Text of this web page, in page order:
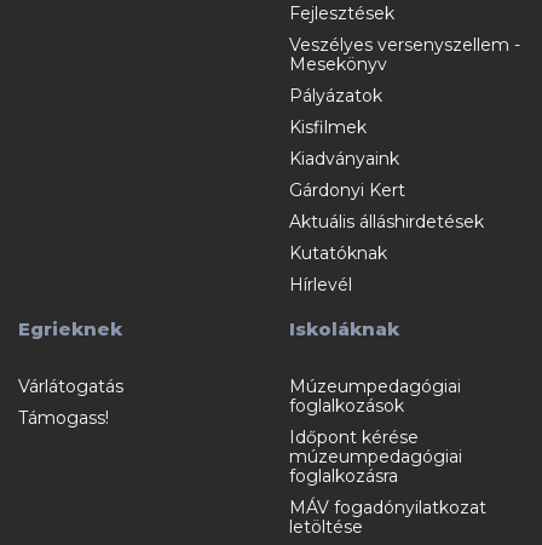
Fejlesztések
Veszélyes versenyszellem -
Mesekönyv
Pályázatok
Kisfilmek
Kiadványaink
Gárdonyi Kert
Aktuális álláshirdetések
Kutatóknak
Hírlevél
Egrieknek
Várlátogatás
Támogass!
Iskoláknak
Múzeumpedagógiai
foglalkozások
Időpont kérése
múzeumpedagógiai
foglalkozásra
MÁV fogadónyilatkozat
letöltése